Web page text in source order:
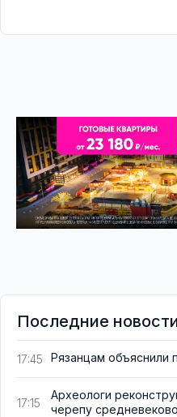
Последние
17:45 Рязанцам объяснили
17:15
Археологи
черепу